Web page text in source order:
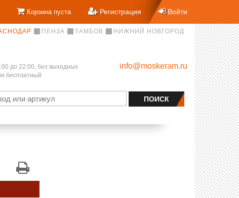
Корзина пуста Регистрация Войти
ПЕНЗА ТАМБОВ
НИЖНИЙ НОВГОРОД
до 22:00, без выходных
бесплатный
info@moskeram.ru